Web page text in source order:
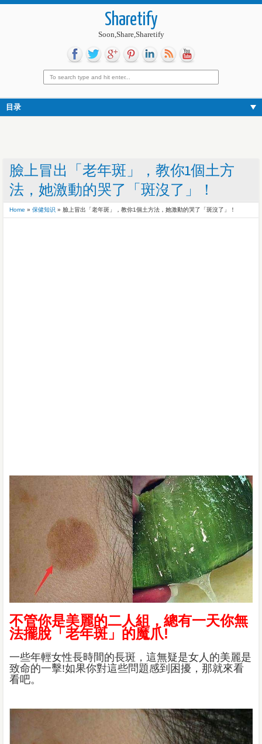
Sharetify
Soon,Share,Sharetify
目录
臉上冒出「老年斑」，教你1個土方
法，她激動的哭了「斑沒了」！
Home » 保健知识 » 臉上冒出「老年斑」，教你1個土方法，她激動的哭了「斑沒了」！
不管你是美麗的二人組，總有一天你無
法擺脫「老年斑」的魔爪!
一些年輕女性長時間的長斑，這無疑是女人的美麗是
致命的一擊!如果你對這些問題感到困擾，那就來看
看吧。